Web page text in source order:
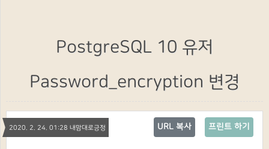
PostgreSQL 10 유저
Password_encryption 변경
2020. 2. 24. 01:28 내맘대로긍정 프린트 하기
URL 복사